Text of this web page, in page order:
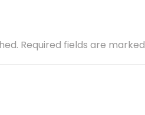
Required fields are marked